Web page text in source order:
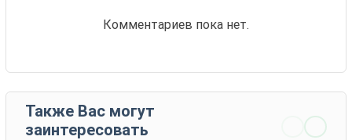
Комментариев пока нет.
Также Вас могут
заинтересовать